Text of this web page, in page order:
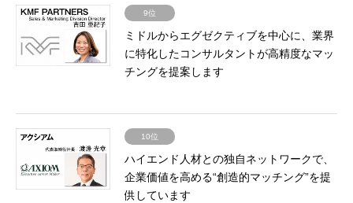
9位
ミドルからエグゼクティブを中心に、業界
に特化したコンサルタントが高精度なマッ
チングを提案します
10位
ハイエンド人材との独自ネットワークで、
企業価値を高める“創造的マッチング”を提
供しています